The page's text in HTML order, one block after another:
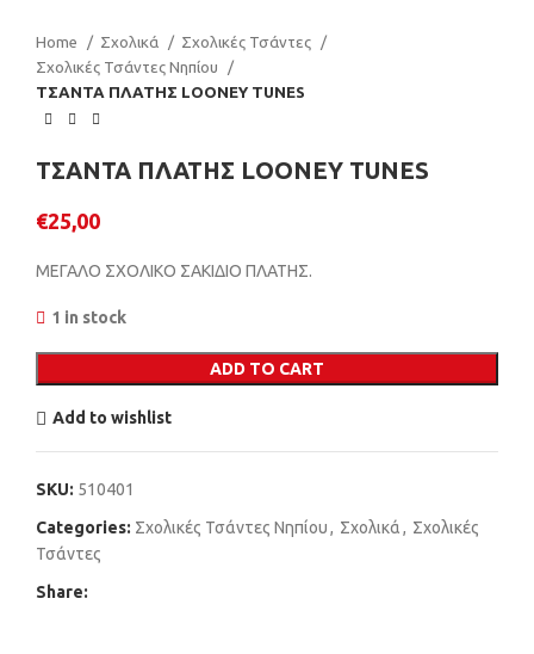
Home Σχολικά
Σχολικές Τσάντες
Σχολικές Τσάντες Νηπίου
ΤΣΑΝΤΑ ΠΛΑΤΗΣ LOONEY TUNES
ΤΣΑΝΤΑ ΠΛΑΤΗΣ LOONEY TUNES
€25,00
ΜΕΓΑΛΟ ΣΧΟΛΙΚΟ ΣΑΚΙΔΙΟ ΠΛΑΤΗΣ.
1 in stock
ADD TO CART
Add to wishlist
SKU: 510401
Categories: Σχολικές Τσάντες Νηπίου, Σχολικά, Σχολικές
Τσάντες
Share: